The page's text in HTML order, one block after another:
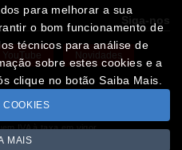
Siga-nos
YouTube Novidades
IVA à taxa em vigor
2026
para melhorar a sua
o bom funcionamento de
técnicos para análise de
sobre estes cookies e a
clique no botão Saiba Mais.
COOKIES
MAIS